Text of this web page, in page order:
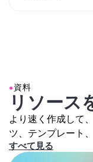
す。動画全体を
聴者は注釈をよ
最良の結果を得
体の周りに十分
さい。動きの速
画を見にくくす
高コントラスト
●資料
リソース
より速く作成して
ツ、テンプレート
すべて見る